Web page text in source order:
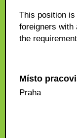
This position
foreigners with
the
Místo
Praha